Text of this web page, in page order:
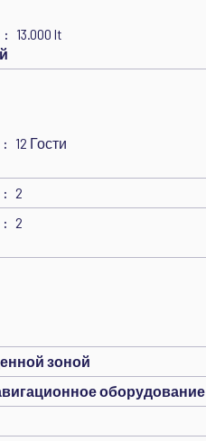
13.000 lt
12 Гости
2
2
зоной
оборудование